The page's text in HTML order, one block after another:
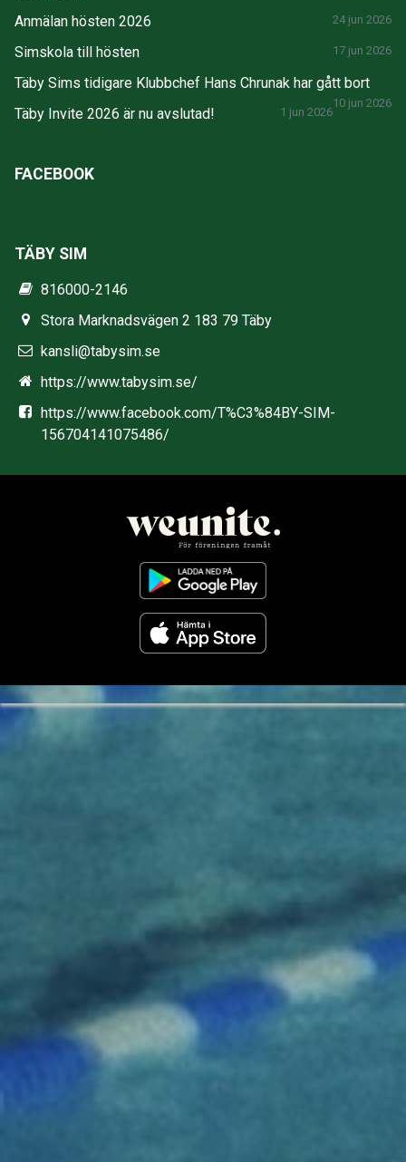
Anmälan hösten 2026 24 jun 2026
Simskola till hösten 17 jun 2026
Täby Sims tidigare Klubbchef Hans Chrunak har gått bort
10 jun 2026
Täby Invite 2026 är nu avslutad! 1 jun 2026
FACEBOOK
TÄBY SIM
816000-2146
Stora Marknadsvägen 2 183 79 Täby
kansli@tabysim.se
https://www.tabysim.se/
https://www.facebook.com/T%C3%84BY-SIM-
156704141075486/